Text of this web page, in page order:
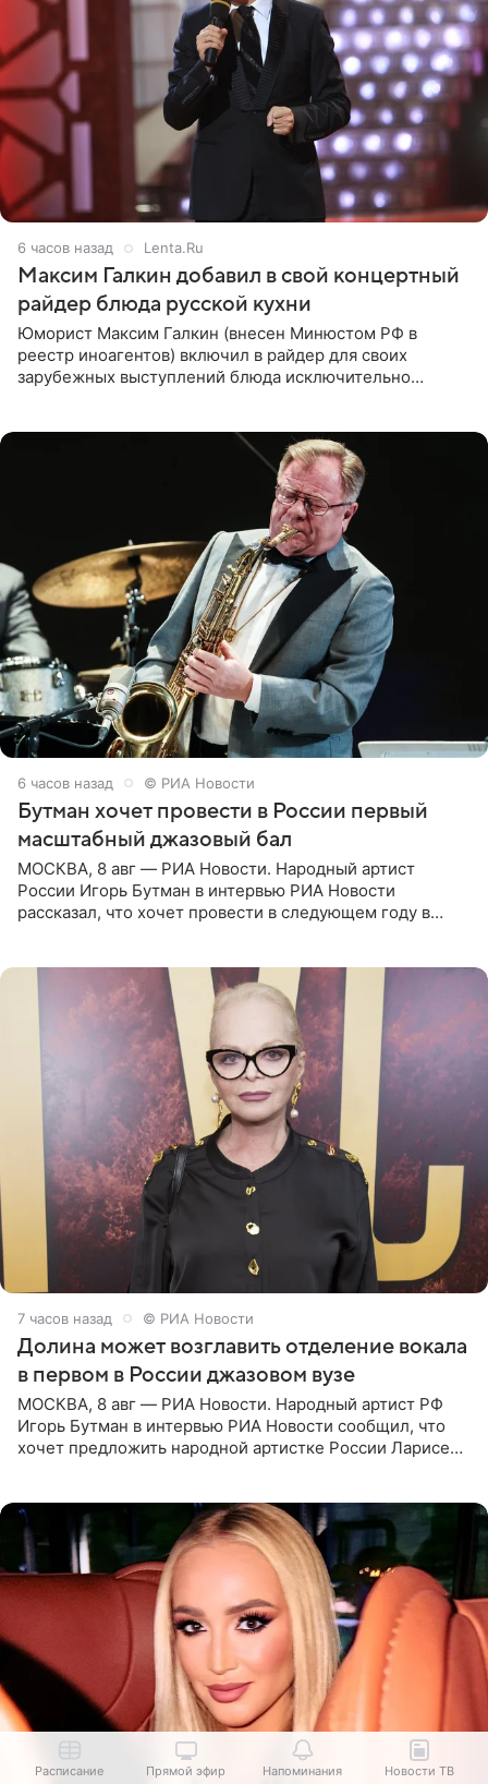
6 часов назад Lenta.Ru
Максим Галкин добавил в свой концертный
райдер блюда русской кухни
Юморист Максим Галкин (внесен Минюстом РФ в
реестр иноагентов) включил в райдер для своих
зарубежных выступлений блюда исключительно
6 часов назад © РИА Новости
Бутман хочет провести в России первый
масштабный джазовый бал
МОСКВА, 8 авг — РИА Новости. Народный артист
России Игорь Бутман в интервью РИА Новости
рассказал, что хочет провести в следующем году в
7 часов назад © РИА Новости
Долина может возглавить отделение вокала
в первом в России джазовом вузе
МОСКВА, 8 авг — РИА Новости. Народный артист РФ
Игорь Бутман в интервью РИА Новости сообщил, что
хочет предложить народной артистке России Ларисе
Расписание Прямой эфир Напоминания Новости ТВ